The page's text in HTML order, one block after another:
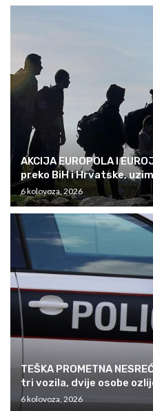
AKCIJA EUROPOLA I
preko BiH i Hrvatske,
6 kolovoza, 2026
TEŠKA PROMETNA
tri vozila, dvije osobe
6 kolovoza, 2026